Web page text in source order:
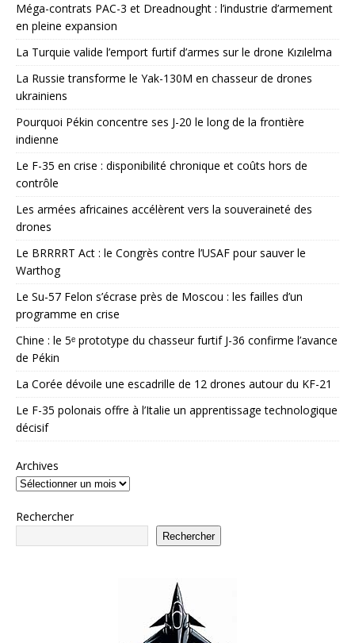
Méga-contrats PAC-3 et Dreadnought : l’industrie d’armement
en pleine expansion
La Turquie valide l’emport furtif d’armes sur le drone Kızılelma
La Russie transforme le Yak-130M en chasseur de drones
ukrainiens
Pourquoi Pékin concentre ses J-20 le long de la frontière
indienne
Le F-35 en crise : disponibilité chronique et coûts hors de
contrôle
Les armées africaines accélèrent vers la souveraineté des
drones
Le BRRRRT Act : le Congrès contre l’USAF pour sauver le
Warthog
Le Su-57 Felon s’écrase près de Moscou : les failles d’un
programme en crise
Chine : le 5ᵉ prototype du chasseur furtif J-36 confirme l’avance
de Pékin
La Corée dévoile une escadrille de 12 drones autour du KF-21
Le F-35 polonais offre à l’Italie un apprentissage technologique
décisif
Archives
Rechercher
Rechercher